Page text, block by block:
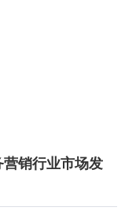
销行业市场发